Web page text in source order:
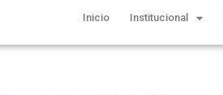
Inicio Institucional